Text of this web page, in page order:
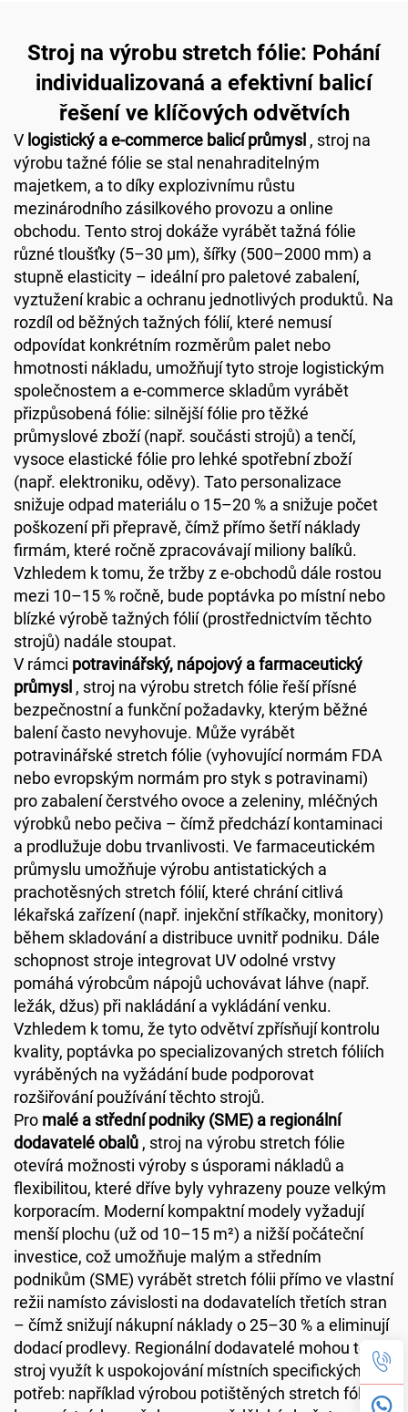
Stroj na výrobu stretch fólie: Pohání
individualizovaná a efektivní balicí
řešení ve klíčových odvětvích
V logistický a e-commerce balicí průmysl , stroj na
výrobu tažné fólie se stal nenahraditelným
majetkem, a to díky explozivnímu růstu
mezinárodního zásilkového provozu a online
obchodu. Tento stroj dokáže vyrábět tažná fólie
různé tloušťky (5–30 μm), šířky (500–2000 mm) a
stupně elasticity – ideální pro paletové zabalení,
vyztužení krabic a ochranu jednotlivých produktů. Na
rozdíl od běžných tažných fólií, které nemusí
odpovídat konkrétním rozměrům palet nebo
hmotnosti nákladu, umožňují tyto stroje logistickým
společnostem a e-commerce skladům vyrábět
přizpůsobená fólie: silnější fólie pro těžké
průmyslové zboží (např. součásti strojů) a tenčí,
vysoce elastické fólie pro lehké spotřební zboží
(např. elektroniku, oděvy). Tato personalizace
snižuje odpad materiálu o 15–20 % a snižuje počet
poškození při přepravě, čímž přímo šetří náklady
firmám, které ročně zpracovávají miliony balíků.
Vzhledem k tomu, že tržby z e-obchodů dále rostou
mezi 10–15 % ročně, bude poptávka po místní nebo
blízké výrobě tažných fólií (prostřednictvím těchto
strojů) nadále stoupat.
V rámci potravinářský, nápojový a farmaceutický
průmysl , stroj na výrobu stretch fólie řeší přísné
bezpečnostní a funkční požadavky, kterým běžné
balení často nevyhovuje. Může vyrábět
potravinářské stretch fólie (vyhovující normám FDA
nebo evropským normám pro styk s potravinami)
pro zabalení čerstvého ovoce a zeleniny, mléčných
výrobků nebo pečiva – čímž předchází kontaminaci
a prodlužuje dobu trvanlivosti. Ve farmaceutickém
průmyslu umožňuje výrobu antistatických a
prachotěsných stretch fólií, které chrání citlivá
lékařská zařízení (např. injekční stříkačky, monitory)
během skladování a distribuce uvnitř podniku. Dále
schopnost stroje integrovat UV odolné vrstvy
pomáhá výrobcům nápojů uchovávat láhve (např.
ležák, džus) při nakládání a vykládání venku.
Vzhledem k tomu, že tyto odvětví zpřísňují kontrolu
kvality, poptávka po specializovaných stretch fóliích
vyráběných na vyžádání bude podporovat
rozšiřování používání těchto strojů.
Pro malé a střední podniky (SME) a regionální
dodavatelé obalů , stroj na výrobu stretch fólie
otevírá možnosti výroby s úsporami nákladů a
flexibilitou, které dříve byly vyhrazeny pouze velkým
korporacím. Moderní kompaktní modely vyžadují
menší plochu (už od 10–15 m²) a nižší počáteční
investice, což umožňuje malým a středním
podnikům (SME) vyrábět stretch fólii přímo ve vlastní
režii namísto závislosti na dodavatelích třetích stran
– čímž snižují nákupní náklady o 25–30 % a eliminují
dodací prodlevy. Regionální dodavatelé mohou tento
stroj využít k uspokojování místních specifických
potřeb: například výrobou potištěných stretch fólií s